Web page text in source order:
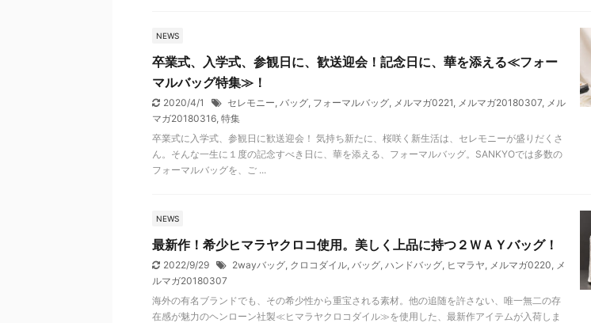
NEWS
卒業式、入学式、参観日に、歓送迎会！記念日に、華を添える≪フォー
マルバッグ特集≫！
2020/4/1 セレモニー, バッグ, フォーマルバッグ, メルマガ0221, メルマガ20180307, メル
マガ20180316, 特集
卒業式に入学式、参観日に歓送迎会！ 気持ち新たに、桜咲く新生活は、セレモニーが盛りだくさ
ん。そんな一生に１度の記念すべき日に、華を添える、フォーマルバッグ。SANKYOでは多数の
フォーマルバッグを、ご ...
NEWS
最新作！希少ヒマラヤクロコ使用。美しく上品に持つ２ＷＡＹバッグ！
2022/9/29 2wayバッグ, クロコダイル, バッグ, ハンドバッグ, ヒマラヤ, メルマガ0220, メ
ルマガ20180307
海外の有名ブランドでも、その希少性から重宝される素材。他の追随を許さない、唯一無二の存
在感が魅力のヘンローン社製≪ヒマラヤクロコダイル≫を使用した、最新作アイテムが入荷しま